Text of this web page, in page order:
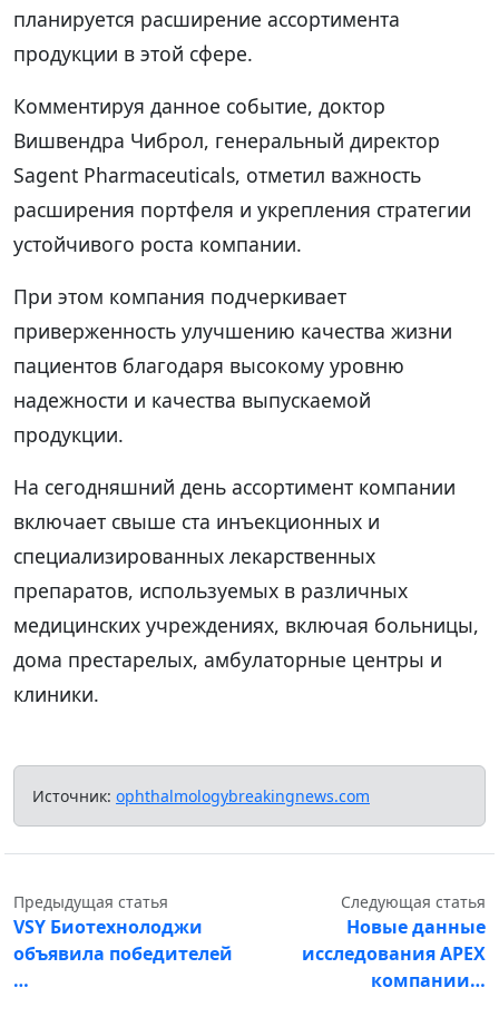
планируется расширение ассортимента
продукции в этой сфере.
Комментируя данное событие, доктор
Вишвендра Чиброл, генеральный директор
Sagent Pharmaceuticals, отметил важность
расширения портфеля и укрепления стратегии
устойчивого роста компании.
При этом компания подчеркивает
приверженность улучшению качества жизни
пациентов благодаря высокому уровню
надежности и качества выпускаемой
продукции.
На сегодняшний день ассортимент компании
включает свыше ста инъекционных и
специализированных лекарственных
препаратов, используемых в различных
медицинских учреждениях, включая больницы,
дома престарелых, амбулаторные центры и
клиники.
Источник: ophthalmologybreakingnews.com
Предыдущая статья
VSY Биотехнолоджи
объявила победителей
…
Следующая статья
Новые данные
исследования APEX
компании…